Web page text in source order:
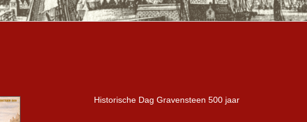
Historische Dag Gravensteen 500 jaar